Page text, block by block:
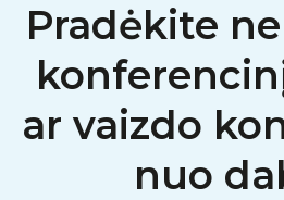
Pradėkite
ar vaizdo
nuo